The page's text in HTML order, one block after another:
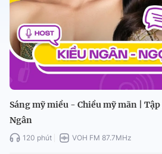
Sáng mỹ miều - Chiều mỹ mãn | Tập
Ngân
120 phút VOH FM 87.7MHz